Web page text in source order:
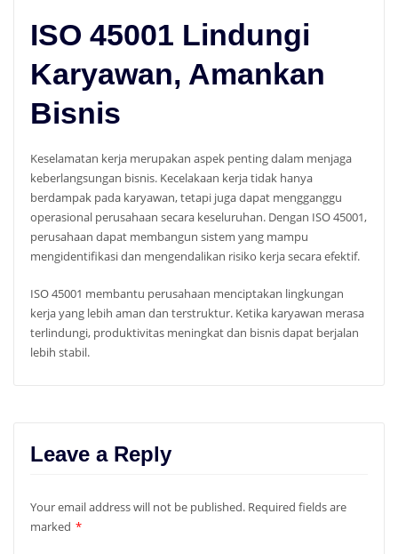
ISO 45001 Lindungi
Karyawan, Amankan
Bisnis
Keselamatan kerja merupakan aspek penting dalam menjaga
keberlangsungan bisnis. Kecelakaan kerja tidak hanya
berdampak pada karyawan, tetapi juga dapat mengganggu
operasional perusahaan secara keseluruhan. Dengan ISO 45001,
perusahaan dapat membangun sistem yang mampu
mengidentifikasi dan mengendalikan risiko kerja secara efektif.
ISO 45001 membantu perusahaan menciptakan lingkungan
kerja yang lebih aman dan terstruktur. Ketika karyawan merasa
terlindungi, produktivitas meningkat dan bisnis dapat berjalan
lebih stabil.
Leave a Reply
Your email address will not be published. Required fields are
marked *